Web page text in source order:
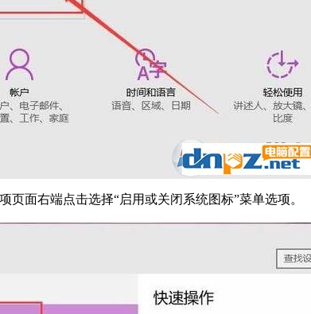
面右端点击选择“启用或关闭系统图标”菜单选项。